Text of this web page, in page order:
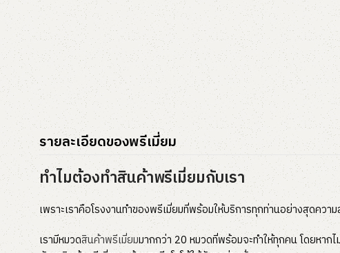
รายละเอียดของพรีเมี่ยม
ทำไมต้องทำสินค้าพรีเมี่ยมกับเรา
เพราะเราคือโรงงานทำของพรีเมี่ยมที่พร้อมให้บริการทุกท่านอย่างสุดค
เรามีหมวดสินค้าพรีเมี่ยมมากกว่า 20 หมวดที่พร้อมจะทำให้ทุกคน โดยหาก